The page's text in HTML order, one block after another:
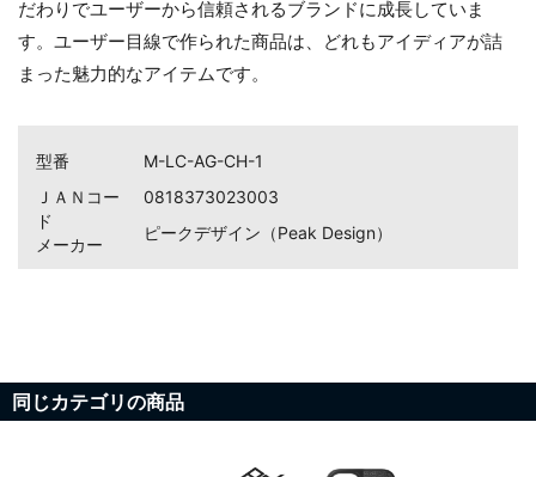
だわりでユーザーから信頼されるブランドに成長していま
す。ユーザー目線で作られた商品は、どれもアイディアが詰
まった魅力的なアイテムです。
型番
M-LC-AG-CH-1
ＪＡＮコー
ド
0818373023003
メーカー
ピークデザイン（Peak Design）
同じカテゴリの商品